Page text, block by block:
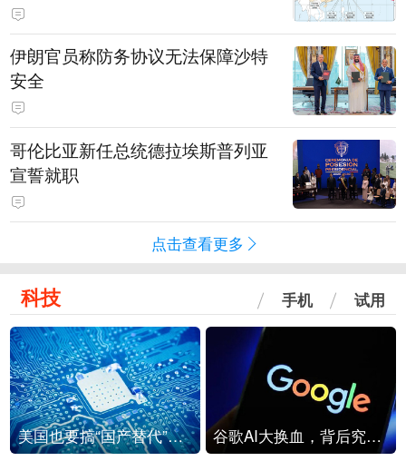
伊朗官员称防务协议无法保障沙特
安全
哥伦比亚新任总统德拉埃斯普列亚
宣誓就职
点击查看更多
科技 手机 试用
美国也要搞“国产替代”？先算清三笔账 谷歌AI大换血，背后究竟发生了什么？